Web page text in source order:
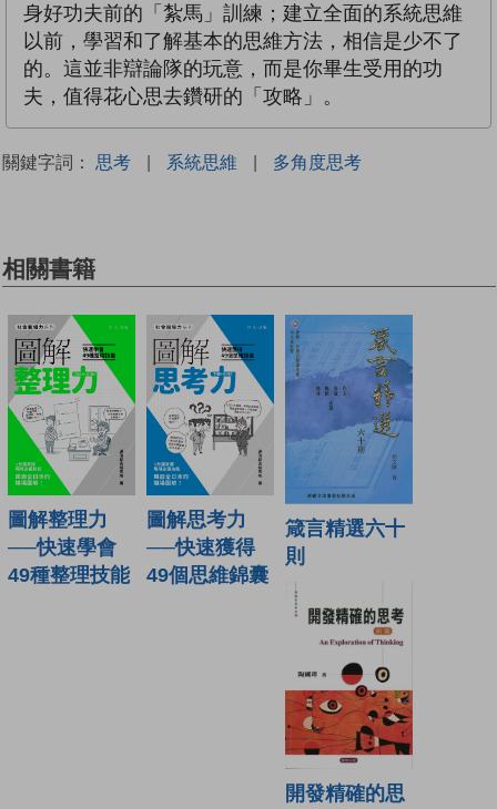
身好功夫前的「紮馬」訓練；建立全面的系統思維
以前，學習和了解基本的思維方法，相信是少不了
的。這並非辯論隊的玩意，而是你畢生受用的功
夫，值得花心思去鑽研的「攻略」。
關鍵字詞： 思考 | 系統思維 | 多角度思考
相關書籍
圖解整理力
──快速學會
49種整理技能
圖解思考力
──快速獲得
49個思維錦囊
箴言精選六十
則
開發精確的思